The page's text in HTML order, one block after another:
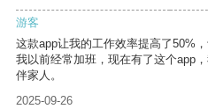
游客
这款app让我的工作效率提高了50%
我以前经常加班，现在有了这个app
伴家人。
2025-09-26